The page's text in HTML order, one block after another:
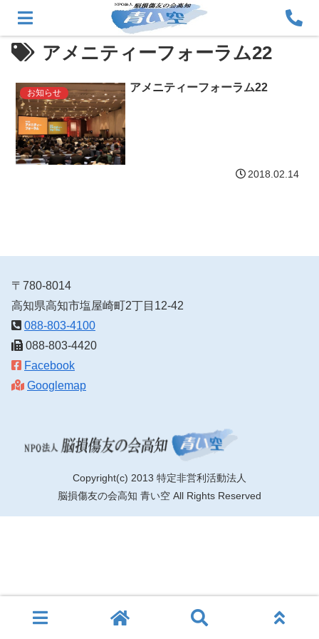
アメニティーフォーラム22
お知らせ アメニティーフォーラム22
2018.02.14
〒780-8014
高知県高知市塩屋崎町2丁目12-42
088-803-4100
088-803-4420
Facebook
Googlemap
Copyright(c) 2013 特定非営利活動法人
脳損傷友の会高知 青い空 All Rights Reserved